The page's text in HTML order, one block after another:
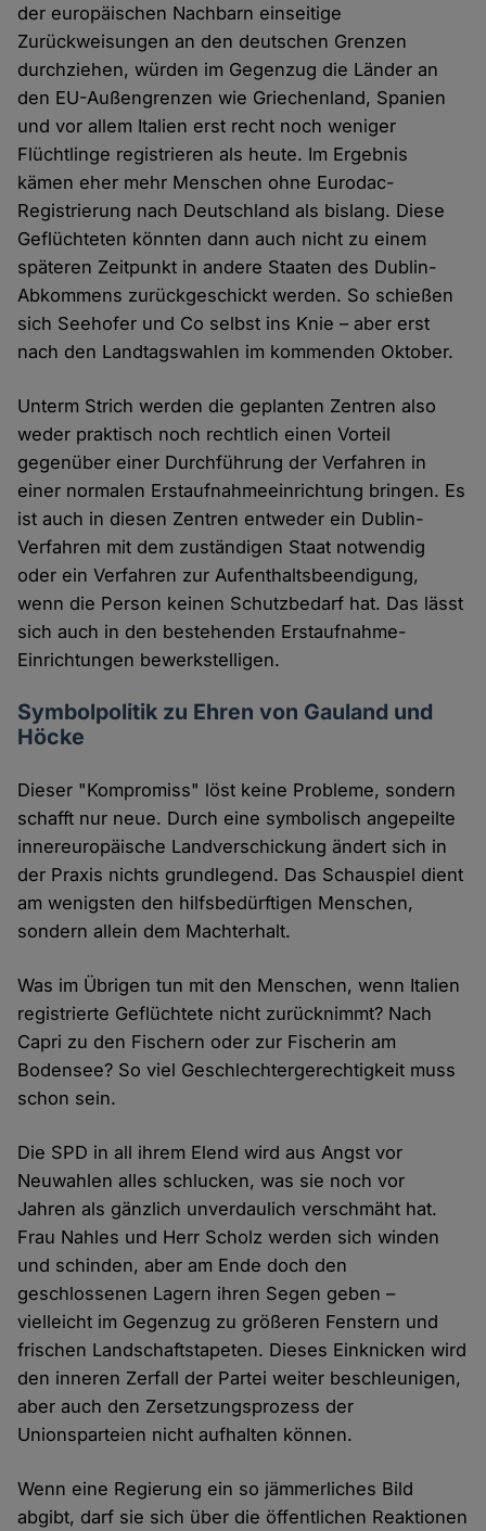
der europäischen Nachbarn einseitige
Zurückweisungen an den deutschen Grenzen
durchziehen, würden im Gegenzug die Länder an
den EU-Außengrenzen wie Griechenland, Spanien
und vor allem Italien erst recht noch weniger
Flüchtlinge registrieren als heute. Im Ergebnis
kämen eher mehr Menschen ohne Eurodac-
Registrierung nach Deutschland als bislang. Diese
Geflüchteten könnten dann auch nicht zu einem
späteren Zeitpunkt in andere Staaten des Dublin-
Abkommens zurückgeschickt werden. So schießen
sich Seehofer und Co selbst ins Knie – aber erst
nach den Landtagswahlen im kommenden Oktober.
Unterm Strich werden die geplanten Zentren also
weder praktisch noch rechtlich einen Vorteil
gegenüber einer Durchführung der Verfahren in
einer normalen Erstaufnahmeeinrichtung bringen. Es
ist auch in diesen Zentren entweder ein Dublin-
Verfahren mit dem zuständigen Staat notwendig
oder ein Verfahren zur Aufenthaltsbeendigung,
wenn die Person keinen Schutzbedarf hat. Das lässt
sich auch in den bestehenden Erstaufnahme-
Einrichtungen bewerkstelligen.
Symbolpolitik zu Ehren von Gauland und
Höcke
Dieser "Kompromiss" löst keine Probleme, sondern
schafft nur neue. Durch eine symbolisch angepeilte
innereuropäische Landverschickung ändert sich in
der Praxis nichts grundlegend. Das Schauspiel dient
am wenigsten den hilfsbedürftigen Menschen,
sondern allein dem Machterhalt.
Was im Übrigen tun mit den Menschen, wenn Italien
registrierte Geflüchtete nicht zurücknimmt? Nach
Capri zu den Fischern oder zur Fischerin am
Bodensee? So viel Geschlechtergerechtigkeit muss
schon sein.
Die SPD in all ihrem Elend wird aus Angst vor
Neuwahlen alles schlucken, was sie noch vor
Jahren als gänzlich unverdaulich verschmäht hat.
Frau Nahles und Herr Scholz werden sich winden
und schinden, aber am Ende doch den
geschlossenen Lagern ihren Segen geben –
vielleicht im Gegenzug zu größeren Fenstern und
frischen Landschaftstapeten. Dieses Einknicken wird
den inneren Zerfall der Partei weiter beschleunigen,
aber auch den Zersetzungsprozess der
Unionsparteien nicht aufhalten können.
Wenn eine Regierung ein so jämmerliches Bild
abgibt, darf sie sich über die öffentlichen Reaktionen